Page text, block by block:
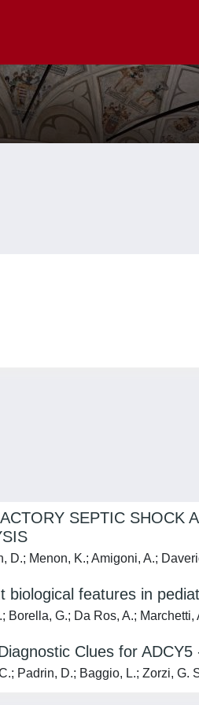
SEPTIC SHOCK
D.; Menon, K.; Amigoni, A.;
biological features in
G.; Da Ros, A.;
Clues for
Padrin, D.; Baggio, L.; Zorzi, G.